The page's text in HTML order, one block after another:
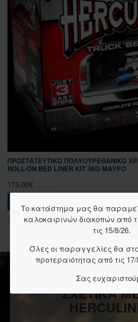
Το κατάστημα μας θα
καλοκαιρινών διακοπών από
τις 15/8/26.
Όλες οι παραγγελίες θα
προτεραιότητας από τις
Σας
ΠΡΟΣΤΑΤΕΥΤΙΚΌ ΠΟΛΥΟΥΡΕΘΑΝΙΚΌ
ROLL-ON BED LINER KIT 4KG ΜΑΎΡΟ
175,00€
Άμεση Αγορά
ΣΧΕΤΙΚΑ